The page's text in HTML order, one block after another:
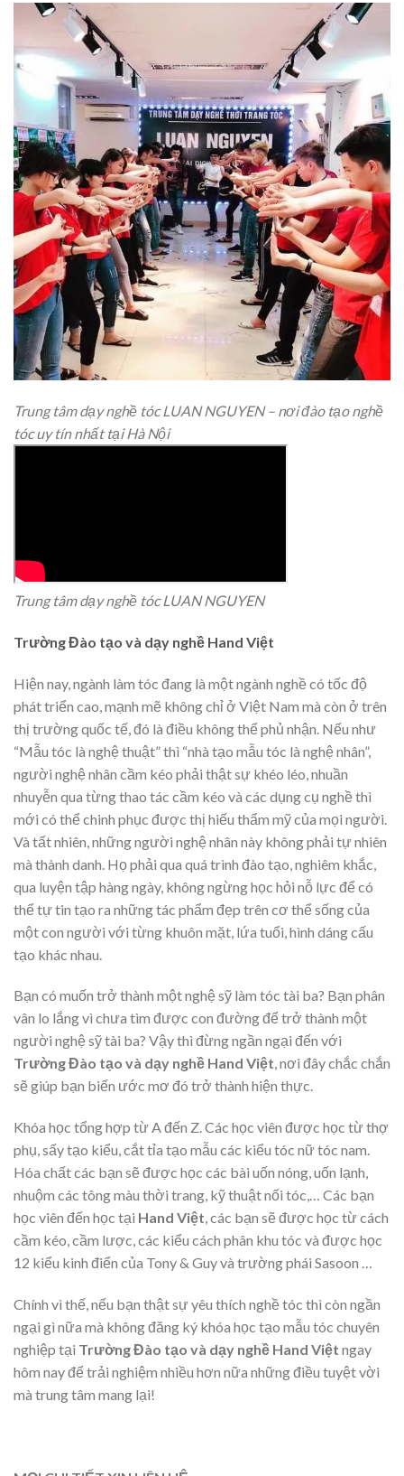
Trung tâm dạy nghề tóc LUAN NGUYEN – nơi đào tạo nghề
tóc uy tín nhất tại Hà Nội
Trung tâm dạy nghề tóc LUAN NGUYEN
Trường Đào tạo và dạy nghề Hand Việt
Hiện nay, ngành làm tóc đang là một ngành nghề có tốc độ
phát triển cao, mạnh mẽ không chỉ ở Việt Nam mà còn ở trên
thị trường quốc tế, đó là điều không thể phủ nhận. Nếu như
“Mẫu tóc là nghệ thuật” thì “nhà tạo mẫu tóc là nghệ nhân”,
người nghệ nhân cầm kéo phải thật sự khéo léo, nhuần
nhuyễn qua từng thao tác cầm kéo và các dụng cụ nghề thì
mới có thể chinh phục được thị hiếu thẩm mỹ của mọi người.
Và tất nhiên, những người nghệ nhân này không phải tự nhiên
mà thành danh. Họ phải qua quá trình đào tạo, nghiêm khắc,
qua luyện tập hàng ngày, không ngừng học hỏi nỗ lực để có
thể tự tin tạo ra những tác phẩm đẹp trên cơ thể sống của
một con người với từng khuôn mặt, lứa tuổi, hình dáng cấu
tạo khác nhau.
Bạn có muốn trở thành một nghệ sỹ làm tóc tài ba? Bạn phân
vân lo lắng vì chưa tìm được con đường để trở thành một
người nghệ sỹ tài ba? Vậy thì đừng ngần ngại đến với
Trường Đào tạo và dạy nghề Hand Việt, nơi đây chắc chắn
sẽ giúp bạn biến ước mơ đó trở thành hiện thực.
Khóa học tổng hợp từ A đến Z. Các học viên được học từ thợ
phụ, sấy tạo kiểu, cắt tỉa tạo mẫu các kiểu tóc nữ tóc nam.
Hóa chất các bạn sẽ được học các bài uốn nóng, uốn lạnh,
nhuộm các tông màu thời trang, kỹ thuật nối tóc,… Các bạn
học viên đến học tại Hand Việt, các bạn sẽ được học từ cách
cầm kéo, cầm lược, các kiểu cách phân khu tóc và được học
12 kiểu kinh điển của Tony & Guy và trường phái Sasoon …
Chính vì thế, nếu bạn thật sự yêu thích nghề tóc thì còn ngần
ngại gì nữa mà không đăng ký khóa học tạo mẫu tóc chuyên
nghiệp tại Trường Đào tạo và dạy nghề Hand Việt ngay
hôm nay để trải nghiệm nhiều hơn nữa những điều tuyệt vời
mà trung tâm mang lại!